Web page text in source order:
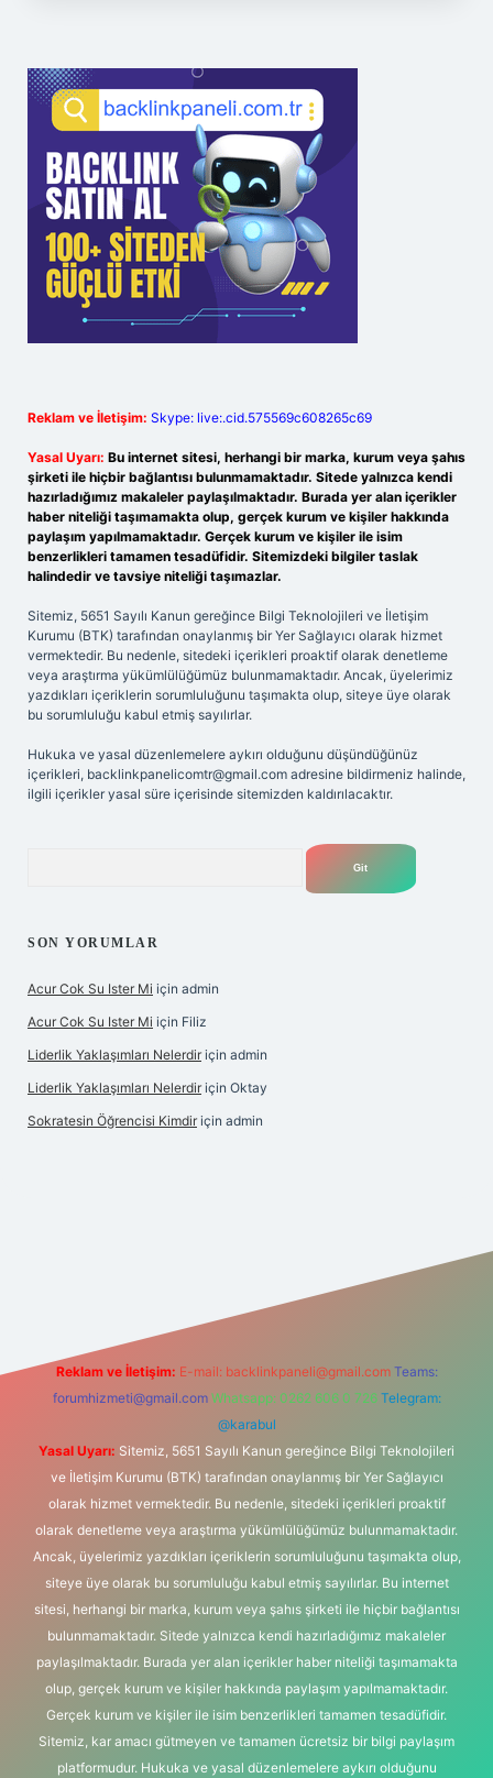
Reklam ve İletişim: Skype: live:.cid.575569c608265c69
Yasal Uyarı: Bu internet sitesi, herhangi bir marka, kurum veya şahıs
şirketi ile hiçbir bağlantısı bulunmamaktadır. Sitede yalnızca kendi
hazırladığımız makaleler paylaşılmaktadır. Burada yer alan içerikler
haber niteliği taşımamakta olup, gerçek kurum ve kişiler hakkında
paylaşım yapılmamaktadır. Gerçek kurum ve kişiler ile isim
benzerlikleri tamamen tesadüfidir. Sitemizdeki bilgiler taslak
halindedir ve tavsiye niteliği taşımazlar.
Sitemiz, 5651 Sayılı Kanun gereğince Bilgi Teknolojileri ve İletişim
Kurumu (BTK) tarafından onaylanmış bir Yer Sağlayıcı olarak hizmet
vermektedir. Bu nedenle, sitedeki içerikleri proaktif olarak denetleme
veya araştırma yükümlülüğümüz bulunmamaktadır. Ancak, üyelerimiz
yazdıkları içeriklerin sorumluluğunu taşımakta olup, siteye üye olarak
bu sorumluluğu kabul etmiş sayılırlar.
Hukuka ve yasal düzenlemelere aykırı olduğunu düşündüğünüz
içerikleri, backlinkpanelicomtr@gmail.com adresine bildirmeniz halinde,
ilgili içerikler yasal süre içerisinde sitemizden kaldırılacaktır.
SON YORUMLAR
Acur Cok Su Ister Mi için admin
Acur Cok Su Ister Mi için Filiz
Liderlik Yaklaşımları Nelerdir için admin
Liderlik Yaklaşımları Nelerdir için Oktay
Sokratesin Öğrencisi Kimdir için admin
Reklam ve İletişim: E-mail: backlinkpaneli@gmail.com Teams:
forumhizmeti@gmail.com Whatsapp: 0262 606 0 726 Telegram:
@karabul
Yasal Uyarı: Sitemiz, 5651 Sayılı Kanun gereğince Bilgi Teknolojileri
ve İletişim Kurumu (BTK) tarafından onaylanmış bir Yer Sağlayıcı
olarak hizmet vermektedir. Bu nedenle, sitedeki içerikleri proaktif
olarak denetleme veya araştırma yükümlülüğümüz bulunmamaktadır.
Ancak, üyelerimiz yazdıkları içeriklerin sorumluluğunu taşımakta olup,
siteye üye olarak bu sorumluluğu kabul etmiş sayılırlar. Bu internet
sitesi, herhangi bir marka, kurum veya şahıs şirketi ile hiçbir bağlantısı
bulunmamaktadır. Sitede yalnızca kendi hazırladığımız makaleler
paylaşılmaktadır. Burada yer alan içerikler haber niteliği taşımamakta
olup, gerçek kurum ve kişiler hakkında paylaşım yapılmamaktadır.
Gerçek kurum ve kişiler ile isim benzerlikleri tamamen tesadüfidir.
Sitemiz, kar amacı gütmeyen ve tamamen ücretsiz bir bilgi paylaşım
platformudur. Hukuka ve yasal düzenlemelere aykırı olduğunu